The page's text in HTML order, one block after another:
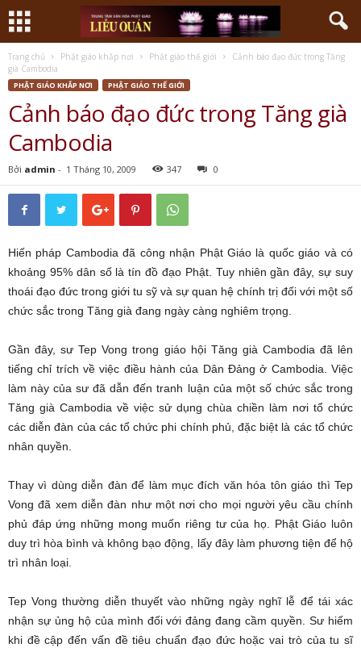
Trang chủ Phật giáo khắp nơi Phật giáo thế giới
Cảnh báo đạo đức trong Tăng
già Cambodia
PHẬT GIÁO KHẮP NƠI PHẬT GIÁO THẾ GIỚI
Cảnh báo đạo đức trong Tăng già
Cambodia
Bởi admin - 1 Tháng 10, 2009 347 0
Hiến pháp Cambodia đã công nhận Phật Giáo là quốc giáo và có
khoảng 95% dân số là tín đồ đạo Phật. Tuy nhiên gần đây, sự suy
thoái đạo đức trong giới tu sỹ và sự quan hệ chính trị đối với một số
chức sắc trong Tăng già đang ngày càng nghiêm trọng.
Gần đây, sư Tep Vong trong giáo hội Tăng già Cambodia đã lên
tiếng chỉ trích về việc điều hành của Dân Đảng ở Cambodia. Việc
làm này của sư đã dẫn đến tranh luận của một số chức sắc trong
Tăng già Cambodia về việc sử dụng chùa chiền làm nơi tổ chức
các diễn đàn của các tổ chức phi chính phủ, đặc biệt là các tổ chức
nhân quyền.
Thay vì dùng diễn đàn để làm mục đích văn hóa tôn giáo thì Tep
Vong đã xem diễn đàn như một nơi cho mọi người yêu cầu chính
phủ đáp ứng những mong muốn riêng tư của họ. Phật Giáo luôn
duy trì hòa bình và không bạo động, lấy đây làm phương tiện để hộ
trì nhân loại.
Tep Vong thường diễn thuyết vào những ngày nghĩ lễ để tái xác
nhận sự ủng hộ của mình đối với đảng đang cầm quyền. Sư hiếm
khi đề cập đến vấn đề tiêu chuẩn đạo đức hoặc vai trò của tu sĩ